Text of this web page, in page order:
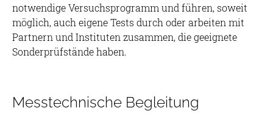
notwendige Versuchsprogramm und führen, soweit
möglich, auch eigene Tests durch oder arbeiten mit
Partnern und Instituten zusammen, die geeignete
Sonderprüfstände haben.
Messtechnische Begleitung